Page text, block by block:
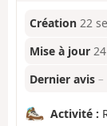
Création 22
Mise à jour
Dernier avis –
Activité :